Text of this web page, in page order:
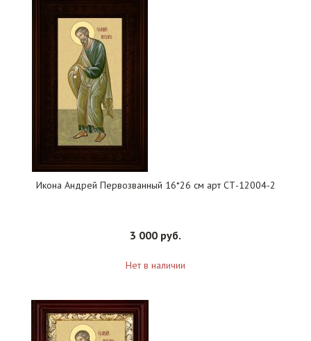
Икона Андрей Первозванный 16*26 см арт СТ-12004-2
3 000 руб.
Нет в наличии